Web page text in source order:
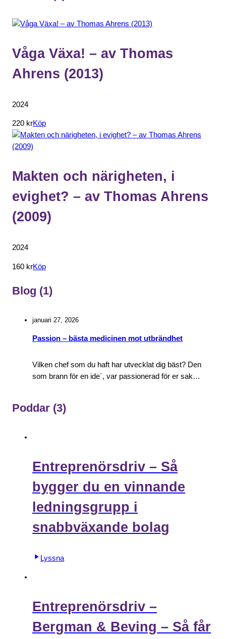
Våga Växa! – av Thomas
Ahrens (2013)
2024
220 krKöp
Makten och närigheten, i
evighet? – av Thomas Ahrens
(2009)
2024
160 krKöp
Blog (1)
januari 27, 2026
Passion – bästa medicinen mot utbrändhet
Vilken chef som du haft har utvecklat dig bäst? Den
som brann för en ide´, var passionerad för er sak…
Poddar (3)
Entreprenörsdriv – Så
bygger du en vinnande
ledningsgrupp i
snabbväxande bolag
Lyssna
Entreprenörsdriv –
Bergman & Beving – Så får